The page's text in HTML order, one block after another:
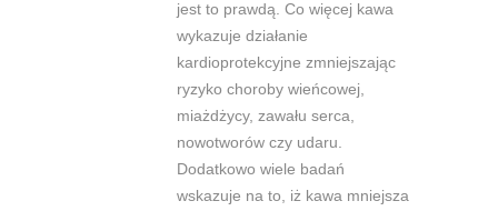
jest to prawdą . Co więcej kawa
wykazuje działanie
kardioprotekcyjne zmniejszając
ryzyko choroby wieńcowej,
miażdżycy, zawału serca
nowotworów czy udaru.
Dodatkowo wiele badań
wskazuje na to, iż kawa mniejsza